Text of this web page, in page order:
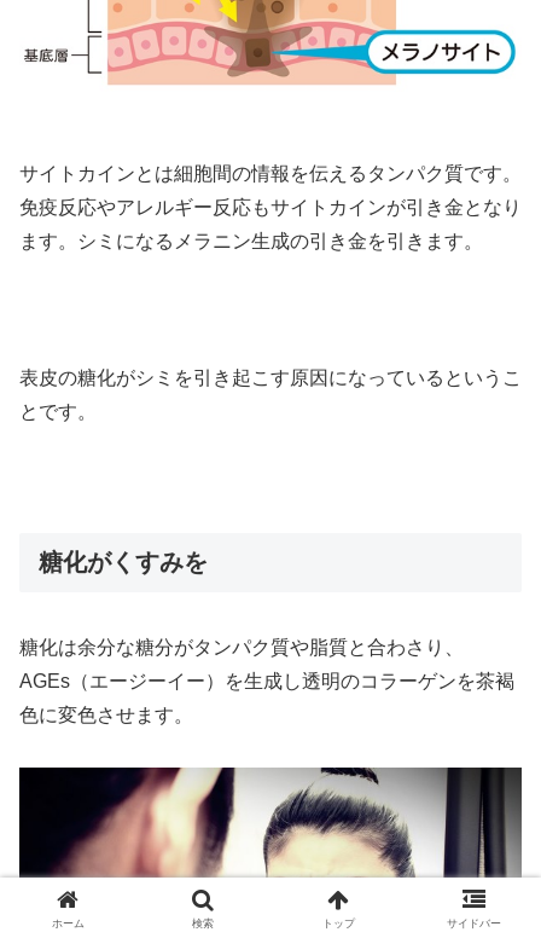
サイトカインとは細胞間の情報を伝えるタンパク質です。
免疫反応やアレルギー反応もサイトカインが引き金となり
ます。シミになるメラニン生成の引き金を引きます。
表皮の糖化がシミを引き起こす原因になっているというこ
とです。
糖化がくすみを
糖化は余分な糖分がタンパク質や脂質と合わさり、
AGEs（エージーイー）を生成し透明のコラーゲンを茶褐
色に変色させます。
ホーム 検索 トップ サイドバー